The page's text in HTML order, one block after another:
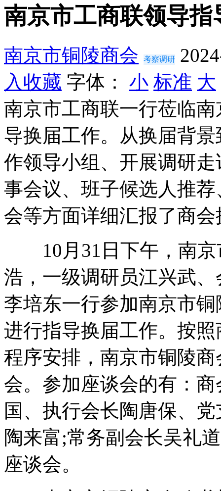
南京市工商联领导
南京市铜陵商会 考察调研
入收藏 字体： 小 标准 大
南京市工商联一行莅临
导换届工作。从换届背
作领导小组、开展调研
事会议、班子候选人推
会等方面详细汇报了商
10月31日下午，南京
浩，一级调研员江兴武
李培东一行参加南京市
进行指导换届工作。按
程序安排，南京市铜陵
会。参加座谈会的有：
国、执行会长陶唐保、
陶来富;常务副会长吴礼
座谈会。